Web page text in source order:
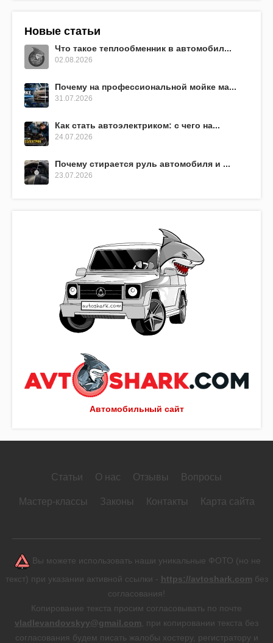
Автомобильный сайт
Новые статьи
Что такое теплообменник в автомобил...
02.08.2026
Почему на профессиональной мойке ма...
31.07.2026
Как стать автоэлектриком: с чего на...
24.07.2026
Почему стирается руль автомобиля и ...
23.07.2026
Статьи О нас Отзывы Вопросы
Мастер-классы Законы Контакты Карта сайта
Вы можете использовать наши уникальные ФОТО (но не
текст) при указании активной ссылки - https://avtoshark.com без
согласования!
Копирование текста просим согласовывать по почте
vladlevandovskyy@gmail.com , при копировании текста без
согласования будем писать жалобы хостеру, регистратору и